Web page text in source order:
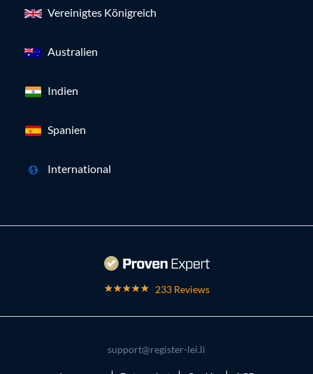
Vereinigtes Königreich
Australien
Indien
Spanien
International
233 Reviews
support@register-lei.li